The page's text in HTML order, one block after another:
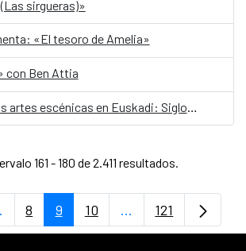
sirgueras)»
«El tesoro de Amelia»
con Ben Attia
161 - 180 de 2.411 resultados.
intermedias Use TAB para
Página
8 Página
9 Página
10 ...PáginasPágina
121